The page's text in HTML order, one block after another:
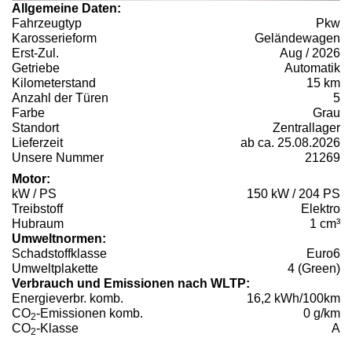
Allgemeine Daten:
Fahrzeugtyp
Pkw
Karosserieform
Geländewagen
Erst-Zul.
Aug / 2026
Getriebe
Automatik
Kilometerstand
15 km
Anzahl der Türen
5
Farbe
Grau
Standort
Zentrallager
Lieferzeit
ab ca. 25.08.2026
Unsere Nummer
21269
Motor:
kW / PS
150 kW / 204 PS
Treibstoff
Elektro
Hubraum
1 cm³
Umweltnormen:
Schadstoffklasse
Euro6
Umweltplakette
4 (Green)
Verbrauch und Emissionen nach WLTP:
Energieverbr. komb.
16,2 kWh/100km
CO2-Emissionen komb.
0 g/km
CO2-Klasse A